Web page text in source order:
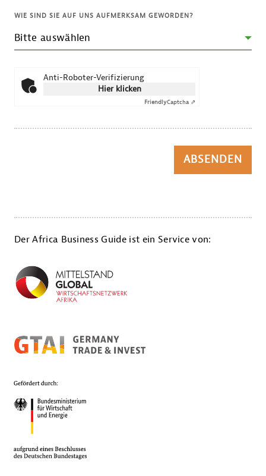
WIE SIND SIE AUF UNS AUFMERKSAM GEWORDEN?
Anti-Roboter-Verifizierung
Hier klicken
FriendlyCaptcha ⇗
ABSENDEN
Der Africa Business Guide ist ein Service von: